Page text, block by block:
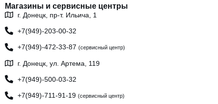
Магазины и сервисные центры
г. Донецк, пр-т. Ильича, 1
+7(949)-203-00-32
+7(949)-472-33-87(сервисный центр)
г. Донецк, ул. Артема, 119
+7(949)-500-03-32
+7(949)-711-91-19(сервисный центр)